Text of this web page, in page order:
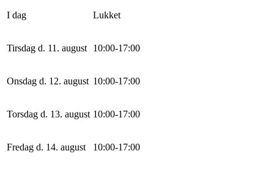
I dag Lukket
Tirsdag d. 11. august 10:00-17:00
Onsdag d. 12. august 10:00-17:00
Torsdag d. 13. august 10:00-17:00
Fredag d. 14. august 10:00-17:00